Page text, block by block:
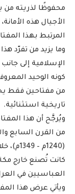
محفوظًا لذريته من
الأجيال هذه
المرتبط بهذا
وما يزيد من تفرّد
الإسلامية إلى
كونه الوحيد
من مفتاحين فقط
تاريخية استثنائية.
ويُرجَّح أن هذا
من القرن السابع
(1240م
كانت تُصنع خارج
العباسيين في
ويأتي عرض هذا